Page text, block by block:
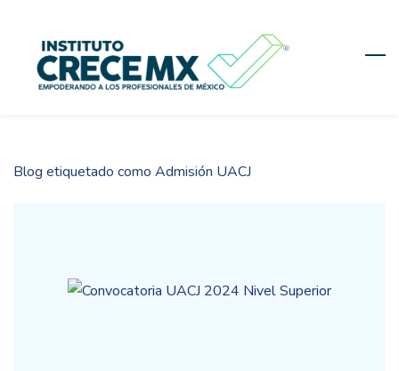
content
Blog etiquetado como Admisión UACJ